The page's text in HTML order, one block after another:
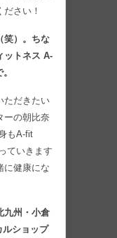
さい！
笑）。ちな
ットネス A-
ただきたい
ーの朝比奈
もA-fit
ていきます
に健康にな
九州・小倉
ルショップ